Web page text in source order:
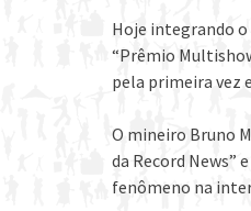
Hoje integrando o
“Prêmio
pela primeira vez
O mineiro Bruno
da Record News”
fenômeno na